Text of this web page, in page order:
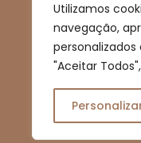
Utilizamos
navegação,
"Aceitar